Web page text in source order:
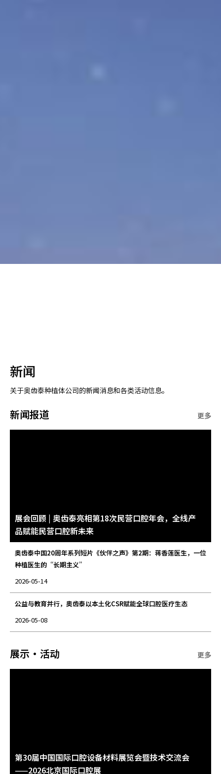
新闻
关于奥齿泰种植体公司的新闻消息和各类活动信息。
新闻报道 更多
展会回顾 | 奥齿泰亮相第18次民营口腔年会，全线产
品赋能民营口腔新未来
奥齿泰中国20周年系列短片《伙伴之声》第2期：蒋香莲医生，一位
种植医生的“长期主义”
2026-05-14
公益与教育并行，奥齿泰以本土化CSR赋能全球口腔医疗生态
2026-05-08
展示·活动 更多
第30届中国国际口腔设备材料展览会暨技术交流会
——2026北京国际口腔展